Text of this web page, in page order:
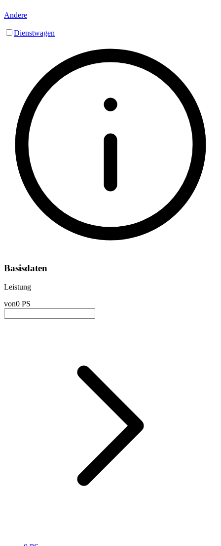
Andere
Dienstwagen
Basisdaten
Leistung
von0 PS